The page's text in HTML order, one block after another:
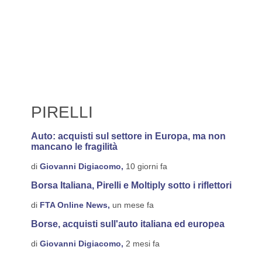
PIRELLI
Auto: acquisti sul settore in Europa, ma non
mancano le fragilità
di Giovanni Digiacomo, 10 giorni fa
Borsa Italiana, Pirelli e Moltiply sotto i riflettori
di FTA Online News, un mese fa
Borse, acquisti sull'auto italiana ed europea
di Giovanni Digiacomo, 2 mesi fa